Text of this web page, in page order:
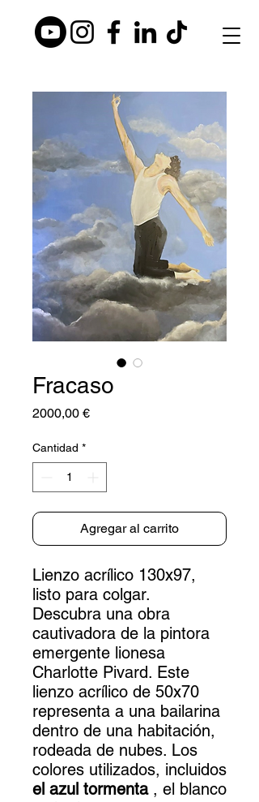
Fracaso
2000,00 €Precio
Cantidad *
Agregar al carrito
Lienzo acrílico 130x97,
listo para colgar.
Descubra una obra
cautivadora de la pintora
emergente lionesa
Charlotte Pivard. Este
lienzo acrílico de 50x70
representa a una bailarina
dentro de una habitación,
rodeada de nubes. Los
colores utilizados, incluidos
el azul tormenta, el blanco